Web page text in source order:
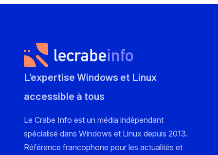
L'expertise Windows et Linux
accessible à tous
Le Crabe Info est un média indépendant
spécialisé dans Windows et Linux depuis 2013.
Référence francophone pour les actualités et